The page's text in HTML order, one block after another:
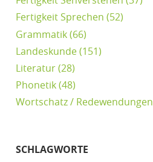
Fertigkeit Sprechen (52)
Grammatik(66)
Landeskunde(151)
Literatur(28)
Phonetik(48)
Wortschatz / Redewendungen
SCHLAGWORTE